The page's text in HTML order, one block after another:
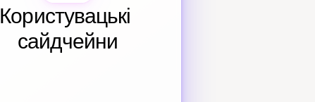
Користувацькі
сайдчейни